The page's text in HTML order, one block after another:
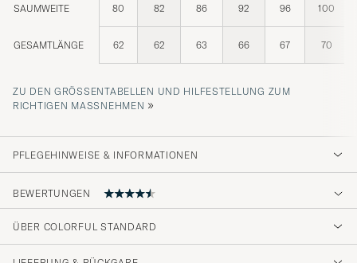
SAUMWEITE 80 82 86 92 96 100
GESAMTLÄNGE 62 62 63 66 67 70
ZU DEN GRÖSSENTABELLEN UND HILFESTELLUNG ZUM R
ICHTIGEN MASSNEHMEN
»
PFLEGEHINWEISE & INFORMATIONEN
BEWERTUNGEN
4.7
ÜBER COLORFUL STANDARD